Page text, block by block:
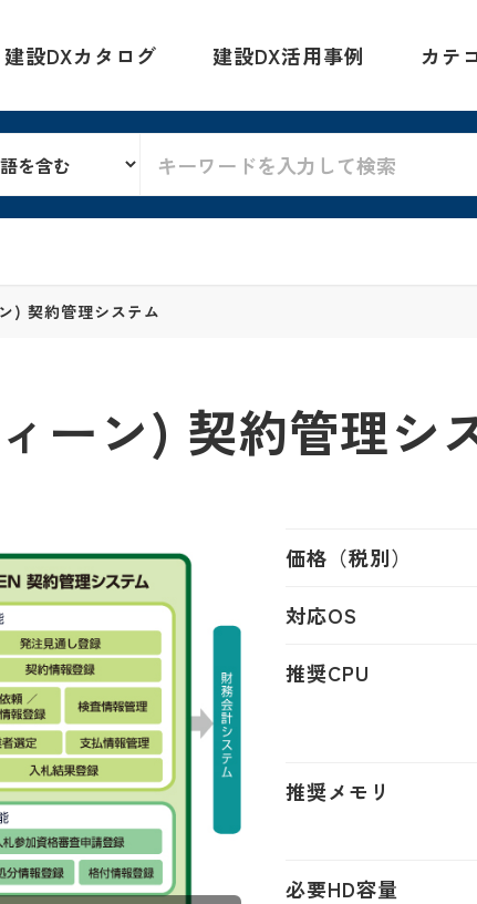
建設DXカタログ 建設DX活用事例 カテ
) 契約管理システム
ーン) 契約管理シ
価格（税別）
対応OS
推奨CPU
推奨メモリ
必要HD容量